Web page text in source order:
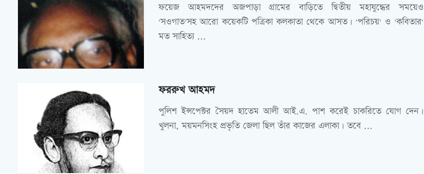
ফয়েজ আহমদদের অজপাড়া গ্রামের বাড়িতে দ্বিতীয় মহাযুদ্ধের সময়েও
'সওগাত'সহ আরো কয়েকটি পত্রিকা কলকাতা থেকে আসত। 'পরিচয়' ও 'কবিতার'
মত সাহিত্য ...
ফররুখ আহমদ
পুলিশ ইন্সপেক্টর সৈয়দ হাতেম আলী আই.এ. পাশ করেই চাকরিতে যোগ দেন।
খুলনা, ময়মনসিংহ প্রভৃতি জেলা ছিল তাঁর কাজের এলাকা। তবে ...